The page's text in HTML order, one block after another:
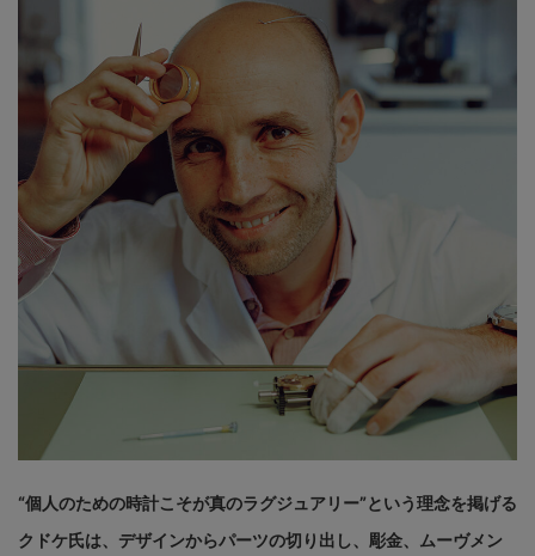
“個人のための時計こそが真のラグジュアリー”という理念を掲げる
クドケ氏は、デザインからパーツの切り出し、彫金、ムーヴメン